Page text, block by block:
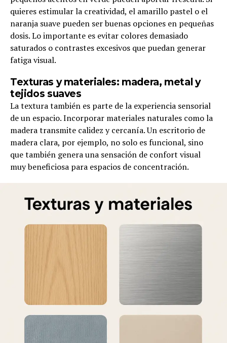
quieres estimular la creatividad, el amarillo pastel o el
naranja suave pueden ser buenas opciones en pequeñas
dosis. Lo importante es evitar colores demasiado
saturados o contrastes excesivos que puedan generar
fatiga visual.
Texturas y materiales: madera, metal y
tejidos suaves
La textura también es parte de la experiencia sensorial
de un espacio. Incorporar materiales naturales como la
madera transmite calidez y cercanía. Un escritorio de
madera clara, por ejemplo, no solo es funcional, sino
que también genera una sensación de confort visual
muy beneficiosa para espacios de concentración.